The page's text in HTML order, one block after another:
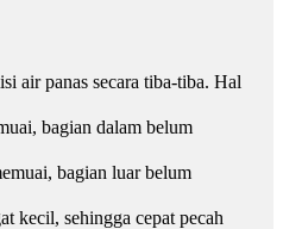
air panas secara tiba-tiba. Hal
bagian dalam belum
bagian luar belum
kecil, sehingga cepat pecah